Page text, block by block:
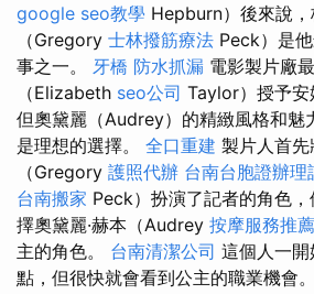
google seo教學 Hepburn）後來說，
（Gregory 士林撥筋療法 Peck）是
事之一。 牙橋 防水抓漏 電影製片廠
（Elizabeth seo公司 Taylor）授予安
但奧黛麗（Audrey）的精緻風格和魅
是理想的選擇。 全口重建 製片人首先
（Gregory 護照代辦 台南台胞證辦理
台南搬家 Peck）扮演了記者的角色
擇奧黛麗·赫本（Audrey 按摩服務推薦
主的角色。 台南清潔公司 這個人一
點，但很快就會看到公主的職業機會